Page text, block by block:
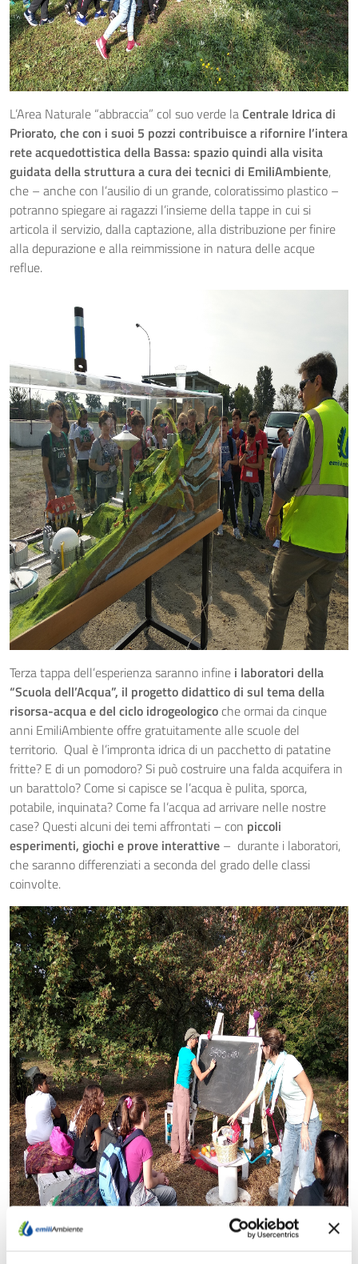
L’Area Naturale “abbraccia” col suo verde laCentrale Idrica di
Priorato, che con i suoi 5 pozzi contribuisce a rifornire l’intera
rete acquedottistica della Bassa: spazio quindi allavisita
guidata della struttura a cura dei tecnici di EmiliAmbiente,
che – anche con l’ausilio di un grande, coloratissimo plastico –
potranno spiegare ai ragazzi l’insieme della tappe in cui si
articola il servizio, dalla captazione, alla distribuzione per finire
alla depurazione e alla reimmissione in natura delle acque
reflue.
Terza tappa dell’esperienza saranno infine i laboratori della
“Scuola dell’Acqua”, il progetto didattico di sul tema della
risorsa-acqua e del ciclo idrogeologico che ormai da cinque
anni EmiliAmbiente offre gratuitamente alle scuole del
territorio. Qual è l’impronta idrica di un pacchetto di patatine
fritte? E di un pomodoro? Si può costruire una falda acquifera in
un barattolo? Come si capisce se l’acqua è pulita, sporca,
potabile, inquinata? Come fa l’acqua ad arrivare nelle nostre
case? Questi alcuni dei temi affrontati – con piccoli
esperimenti, giochi e prove interattive – durante i laboratori,
che saranno differenziati a seconda del grado delle classi
coinvolte.